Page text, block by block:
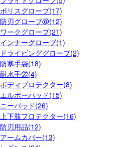
ポリスグローブ(17)
防刃グローブ@(12)
ワークグローブ(21)
インナーグローブ(1)
ドライビンググローブ(2)
防寒手袋(18)
耐水手袋(4)
ボディプロテクター(8)
エルボーパッド(15)
ニーパッド(26)
上下肢プロテクター(16)
防刃用品(12)
アームカバー(13)